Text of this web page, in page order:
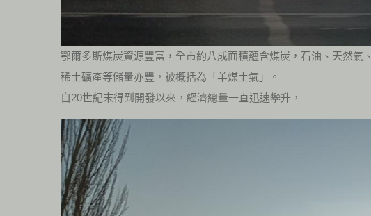
鄂爾多斯煤炭資源豐富，全市約八成面積蘊含煤炭，石油、天然氣、
稀土礦產等儲量亦豐，被概括為「羊煤土氣」。
自20世紀末得到開發以來，經濟總量一直迅速攀升，